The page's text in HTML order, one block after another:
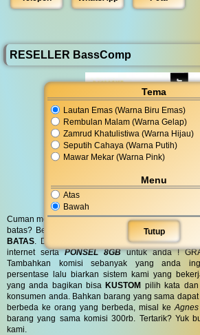
Tema
Lautan Emas (Warna Biru Emas)
Rembulan Malam (Warna Gelap)
Zamrud Khatulistiwa (Warna Hijau)
Seputih Cahaya (Warna Putih)
Mawar Mekar (Warna Pink)
Menu
Atas
Bawah
Tutup
RESELLER BassComp
Cuman modal posting di media sosial bisa dapat
batas? Bergabung menjadi
RESELLERkami
BATAS . Dapatkan BINGKISAN PARCELdi hari
internet sertaPONSEL 8GBuntuk anda !
Tambahkan komisi sebanyak yang anda
persentase lalu biarkan sistem kami yang
yang anda bagikan bisaKUSTOM pilih kata
konsumen anda. Bahkan barang yang sama
berbeda ke orang yang berbeda, misal ke Agnes
barang yang sama komisi 300rb. Tertarik? Yuk
kami.